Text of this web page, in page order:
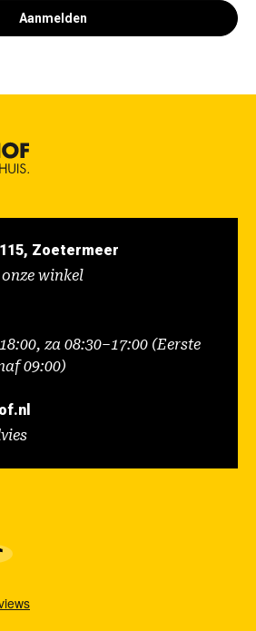
Aanmelden
Zoetermeer
winkel
za 08:30–17:00 (Eerste
09:00)